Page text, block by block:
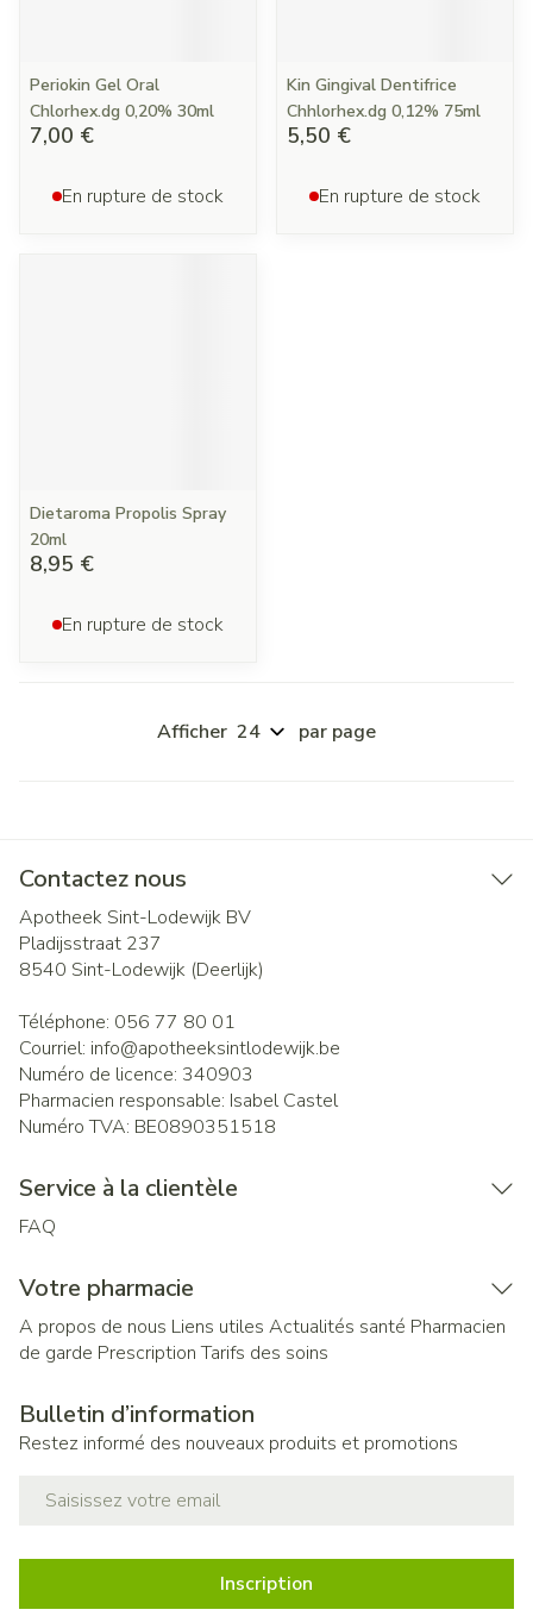
Periokin Gel Oral
Chlorhex.dg 0,20% 30ml
7,00 €
En rupture de stock
Kin Gingival Dentifrice
Chhlorhex.dg 0,12% 75ml
5,50 €
En rupture de stock
Dietaroma Propolis Spray
20ml
8,95 €
En rupture de stock
Afficher par page
Contactez nous
Apotheek Sint-Lodewijk BV
Pladijsstraat 237
8540 Sint-Lodewijk (Deerlijk)
Téléphone: 056 77 80 01
Courriel: info@apotheeksintlodewijk.be
Numéro de licence: 340903
Pharmacien responsable: Isabel Castel
Numéro TVA: BE0890351518
Service à la clientèle
FAQ
Votre pharmacie
A propos de nous Liens utiles Actualités santé Pharmacien
de garde Prescription Tarifs des soins
Bulletin d’information
Restez informé des nouveaux produits et promotions
Inscription